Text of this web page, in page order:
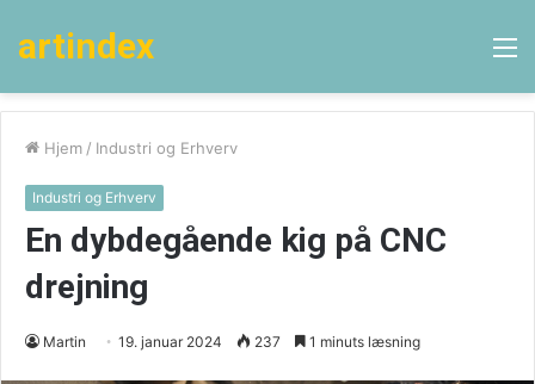
artindex
Hjem / Industri og Erhverv
Industri og Erhverv
En dybdegående kig på CNC
drejning
Martin 19. januar 2024 237 1 minuts læsning